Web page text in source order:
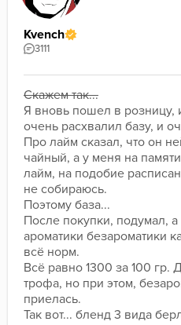
Kvench
3111
Скажем так...
Я вновь пошел в розницу,
очень расхвалил базу, и
Про лайм сказал, что он
чайный, а у меня на
лайм, на подобие
не собираюсь.
Поэтому база...
После покупки, подумал, а
ароматики безароматики
всё норм.
Всё равно 1300 за 100 гр.
трофа, но при этом,
приелась.
Так вот... бленд 3 вида